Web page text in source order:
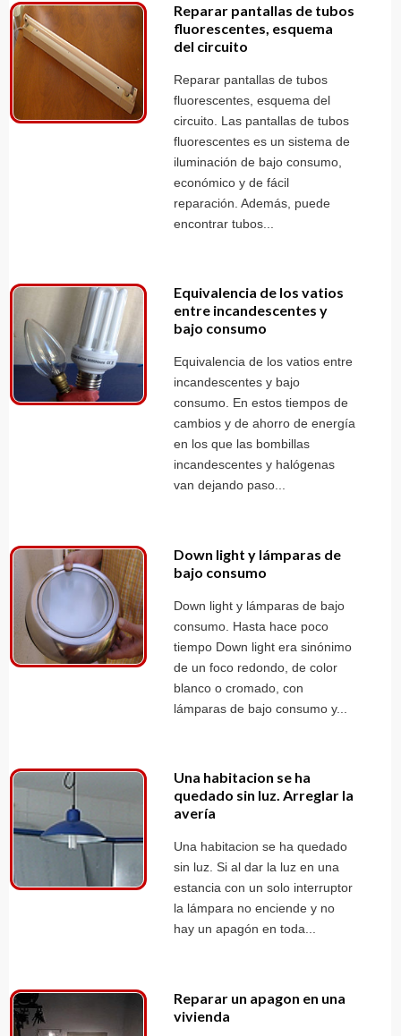
Reparar pantallas de tubos
fluorescentes, esquema
del circuito
Reparar pantallas de tubos
fluorescentes, esquema del
circuito. Las pantallas de tubos
fluorescentes es un sistema de
iluminación de bajo consumo,
económico y de fácil
reparación. Además, puede
encontrar tubos...
Equivalencia de los vatios
entre incandescentes y
bajo consumo
Equivalencia de los vatios entre
incandescentes y bajo
consumo. En estos tiempos de
cambios y de ahorro de energía
en los que las bombillas
incandescentes y halógenas
van dejando paso...
Down light y lámparas de
bajo consumo
Down light y lámparas de bajo
consumo. Hasta hace poco
tiempo Down light era sinónimo
de un foco redondo, de color
blanco o cromado, con
lámparas de bajo consumo y...
Una habitacion se ha
quedado sin luz. Arreglar la
avería
Una habitacion se ha quedado
sin luz. Si al dar la luz en una
estancia con un solo interruptor
la lámpara no enciende y no
hay un apagón en toda...
Reparar un apagon en una
vivienda